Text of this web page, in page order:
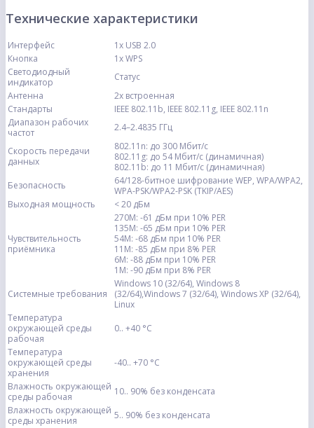
Технические характеристики
Интерфейс
1х USB 2.0
Кнопка
1х WPS
Светодиодный
индикатор
Статус
Антенна
2х встроенная
Стандарты
IEEE 802.11b, IEEE 802.11g, IEEE 802.11n
Диапазон рабочих
частот
2.4–2.4835 ГГц
Скорость передачи
данных
802.11n: до 300 Мбит/с
802.11g: до 54 Мбит/с (динамичная)
802.11b: до 11 Мбит/с (динамичная)
Безопасность
64/128-битное шифрование WEP, WPA/WPA2,
WPA-PSK/WPA2-PSK (TKIP/AES)
Выходная мощность
< 20 дБм
Чувствительность
приёмника
270M: -61 дБм при 10% PER
135M: -65 дБм при 10% PER
54M: -68 дБм при 10% PER
11M: -85 дБм при 8% PER
6M: -88 дБм при 10% PER
1M: -90 дБм при 8% PER
Системные требования
Windows 10 (32/64), Windows 8
(32/64),Windows 7 (32/64), Windows XP (32/64),
Linux
Температура
окружающей среды
рабочая
0.. +40 °C
Температура
окружающей среды
хранения
-40.. +70 °C
Влажность окружающей
среды рабочая
10.. 90% без конденсата
Влажность окружающей
среды хранения
5.. 90% без конденсата